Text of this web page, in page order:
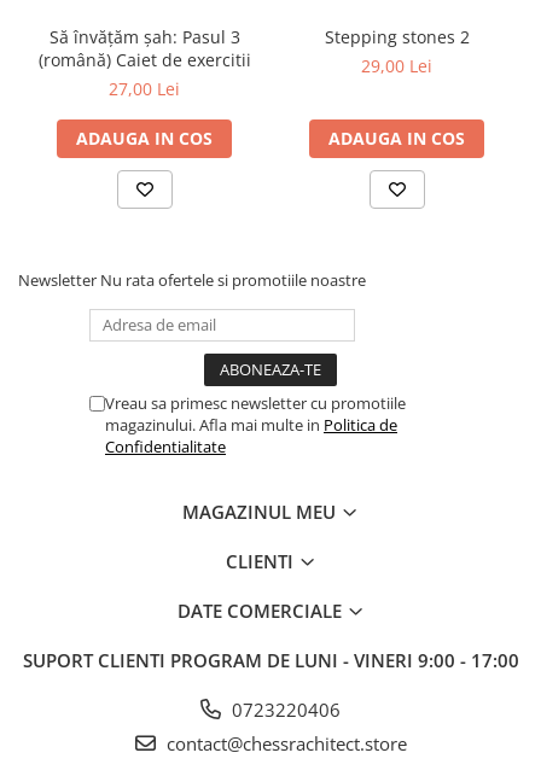
Kit Chess Architect
Experiențe Șahiste
Antrenamente Șahiste
Pachete ChessArchitect
Să învățăm șah: Pasul 3
(română) Caiet de exercitii
27,00 Lei
ADAUGA IN COS
Stepping stones 2
29,00 Lei
ADAUGA IN COS
Newsletter Nu rata ofertele si promotiile noastre
Vreau sa primesc newsletter cu promotiile
magazinului. Afla mai multe in Politica de
Confidentialitate
MAGAZINUL MEU
CLIENTI
DATE COMERCIALE
SUPORT CLIENTI PROGRAM DE LUNI - VINERI 9:00 - 17:00
0723220406
contact@chessrachitect.store